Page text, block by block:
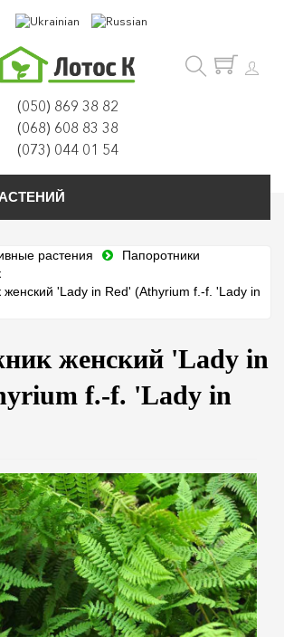
(050) 869 38 82
(068) 608 83 38
(073) 044 01 54
растения
Папоротники
женский 'Lady in Red' (Athyrium f.-f. 'Lady in
женский 'Lady in
f.-f. 'Lady in